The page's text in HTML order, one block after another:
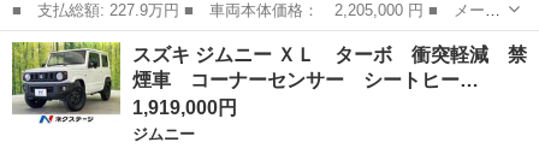
■ 支払総額: 227.9万円 ■ 車両本体価格： 2,205,000 円 ■ メーカ
ー名： スズキ ■ 車種名： ジムニー ■ グレード名： ＸＣ タ
ーボ ＳＤナビ セーフティサポート 禁煙車 スマートキー ＬＥ
Ｄヘッド...
和歌山 和歌山市 ジムニー
スズキ ジムニー ＸＬ ターボ 衝突軽減 禁
煙車 コーナーセンサー シートヒー…
1,919,000円
ジムニー